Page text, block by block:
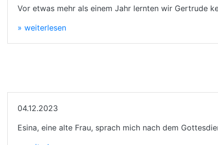
Vor etwas mehr als einem Jahr lernten wir Gertrude
» weiterlesen
04.12.2023
Esina, eine alte Frau, sprach mich nach dem